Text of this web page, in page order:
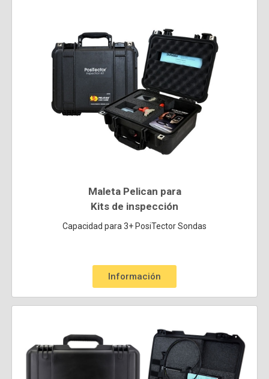
Maleta Pelican para
Kits de inspección
Capacidad para 3+ PosiTector Sondas
Información